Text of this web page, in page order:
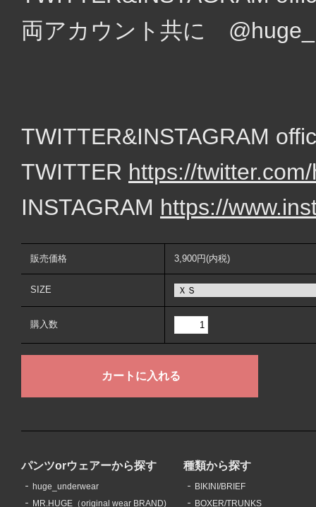
両アカウント共に
TWITTER&INSTAGRAM
TWITTER https://
INSTAGRAM https://
販売価格 3,900円(内税)
SIZE
購入数
パンツorウェアーから探す
huge_underwear
MR.HUGE（original wear BRAND)
種類から探す
BIKINI/BRIEF
BOXER/TRUNKS